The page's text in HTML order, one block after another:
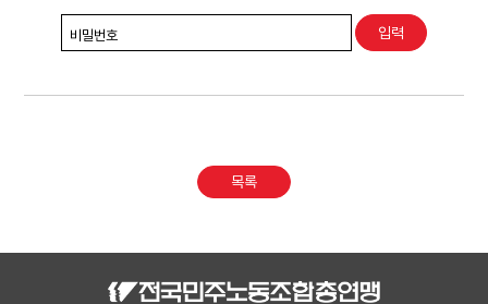
비밀번호
목록
권리찾기수첩 검색
찾아보기